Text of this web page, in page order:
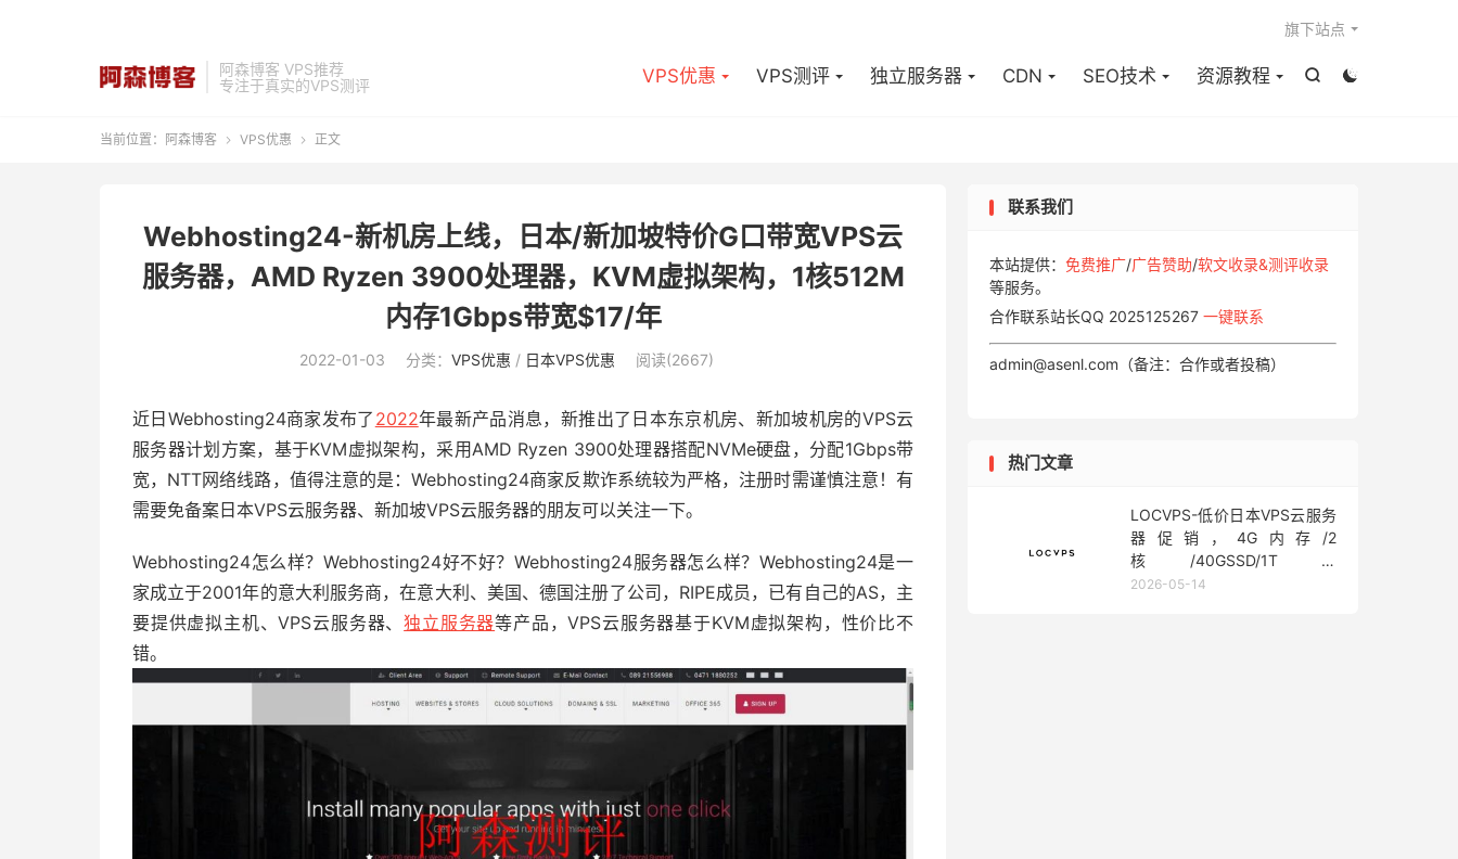
阿森博客 VPS推荐
专注于真实的VPS测评


VPS优惠 VPS测评 独立服务器 CDN SEO技术 资源教程
旗下站点
当前位置： 阿森博客  VPS优惠  正文
Webhosting24-新机房上线，日本/新加坡特价G口带宽VPS云
服务器，AMD Ryzen 3900处理器，KVM虚拟架构，1核512M
内存1Gbps带宽$17/年
2022-01-03 分类： VPS优惠 / 日本VPS优惠 阅读(2667)
近日Webhosting24商家发布了 2022年最新产品消息，新推出了日本东京机房、新加坡机房的VPS云
服务器计划方案，基于KVM虚拟架构，采用AMD Ryzen 3900处理器搭配NVMe硬盘，分配1Gbps带
宽，NTT网络线路，值得注意的是：Webhosting24商家反欺诈系统较为严格，注册时需谨慎注意！有
需要免备案日本VPS云服务器、新加坡VPS云服务器的朋友可以关注一下。
Webhosting24怎么样？Webhosting24好不好？Webhosting24服务器怎么样？Webhosting24是一
家成立于2001年的意大利服务商，在意大利、美国、德国注册了公司，RIPE成员，已有自己的AS，主
要提供虚拟主机、VPS云服务器、独立服务器等产品，VPS云服务器基于KVM虚拟架构，性价比不
错。
联系我们
本站提供： 免费推广/广告赞助/软文收录&测评收录
等服务。
合作联系站长QQ 2025125267 一键联系
admin@asenl.com（备注：合作或者投稿）
热门文章
LOCVPS-低价日本VPS云服务
器促销，4G内存/2
核/40GSSD/1T流
量/450Mbps带宽，低至36元/
2026-05-14